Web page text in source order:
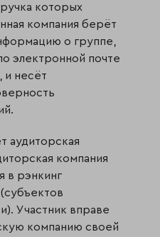
которых
компания берёт
о группе,
электронной почте
и несёт
аудиторская
компания
в рэнкинг
Участник вправе
компанию своей